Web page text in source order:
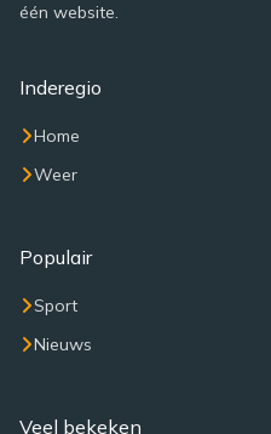
één website.
Inderegio
Home
Weer
Populair
Sport
Nieuws
Veel bekeken